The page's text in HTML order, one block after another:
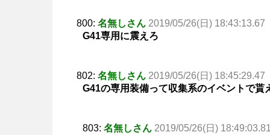
800: 名無しさん 2019/05/26(日) 18:43:13.67
G41専用に震えろ
802: 名無しさん 2019/05/26(日) 18:45:29.47
G41の専用装備って収集系のイベントで貰
803: 名無しさん 2019/05/26(日) 18:49:03.81